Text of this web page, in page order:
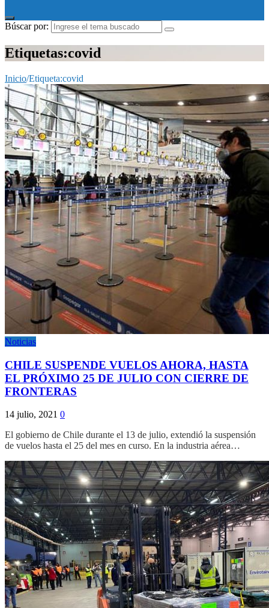
Búscar por:
Etiquetas:covid
Inicio/Etiqueta:covid
Noticias
CHILE SUSPENDE VUELOS AHORA, HASTA
EL PRÓXIMO 25 DE JULIO CON CIERRE DE
FRONTERAS
14 julio, 2021 0
El gobierno de Chile durante el 13 de julio, extendió la suspensión
de vuelos hasta el 25 del mes en curso. En la industria aérea…